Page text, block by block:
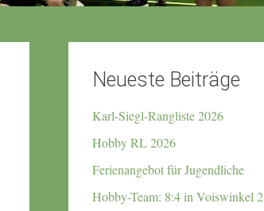
Neueste Beiträge
Karl-Siegl-Rangliste 2026
Hobby RL 2026
Ferienangebot für Jugendliche
Hobby-Team: 8:4 in Voiswinkel 2